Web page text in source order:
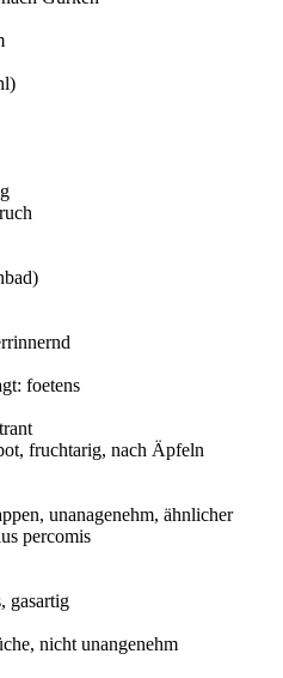
foetens
fruchtarig, nach Äpfeln
unanagenehm, ähnlicher
percomis
gasartig
nicht unangenehm